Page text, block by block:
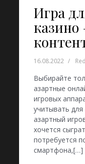
Игра
казино
16.08.2022
Выбирайте
азартные
игровых
учитывать
азартный
хочется
потребуется
смартфона,[…]